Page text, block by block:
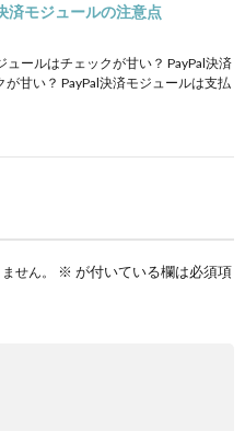
済モジュールの注意点
ュールはチェックが甘い？ PayPal決済
が甘い？ PayPal決済モジュールは支払
せん。 ※ が付いている欄は必須項